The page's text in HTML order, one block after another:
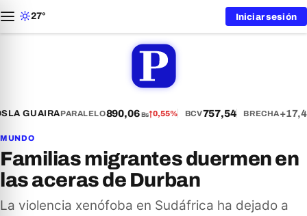
27° Iniciar sesión
LA GUAIRAPARALELO890,06Bs↑0,55% BCV757,54 BRECHA
MUNDO
Familias migrantes duermen en
las aceras de Durban
La violencia xenófoba en Sudáfrica ha dejado a